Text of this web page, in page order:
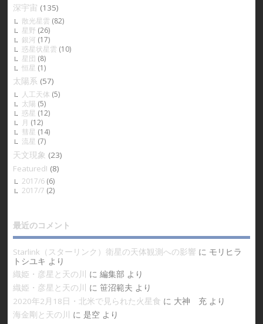
深宇宙 (135)
散光星雲 (82)
星野 (26)
銀河 (17)
惑星状星雲 (10)
星団 (8)
恒星 (1)
太陽系 (57)
人工天体 (5)
太陽 (5)
惑星 (12)
月 (12)
彗星 (14)
流星 (7)
天文現象 (23)
Featured! (8)
2017/6(6)
2017/7 (2)
最近のコメント
Starlink（スターリンク）衛星の天体観測への影響 に モリヒラ
トシユキ より
織姫・彦星と天の川
に 編集部 より
織姫・彦星と天の川
に 笹沼範夫 より
2020年2月18日・北米で見られた火星食 に 大神 充より
海金剛と天の川
に 是空より